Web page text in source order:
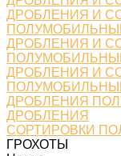
ДРОБЛЕНИЯ И
ДРОБЛЕНИЯ И
ДРОБЛЕНИЯ И
ДРОБЛЕНИЯ
ДРОБЛЕНИЯ
СОРТИРОВКИ
ГРОХОТЫ